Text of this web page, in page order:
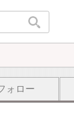
ォロー